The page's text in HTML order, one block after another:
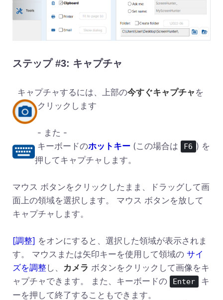
ステップ #3: キャプチャ
キャプチャするには、上部の今すぐキャプチャ を
クリックします
- また -
キーボードのホットキー (この場合は F6 ) を
押してキャプチャします。
マウス ボタンをクリックしたまま、ドラッグして画
面上の領域を選択します。 マウス ボタンを放して
キャプチャします。
[調整] をオンにすると、選択した領域が表示されま
す。 マウスまたは矢印キーを使用して領域の サイ
ズを調整し、 カメラ ボタンをクリックして画像をキ
ャプチャできます。 また、キーボードの
Enter
キ
ーを押して終了することもできます。